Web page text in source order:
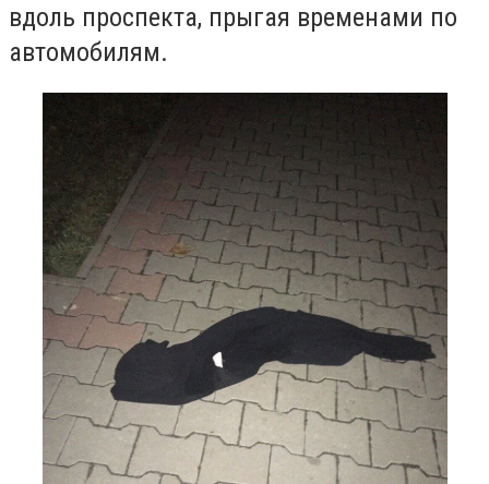
вдоль проспекта, прыгая временами по
автомобилям.